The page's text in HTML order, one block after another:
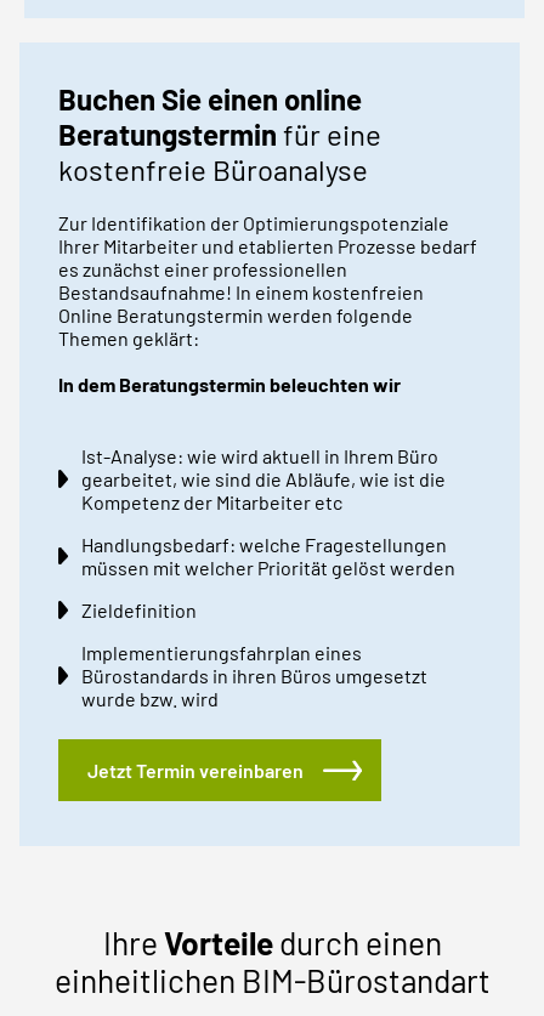
Buchen Sie einen online
Beratungstermin für eine
kostenfreie Büroanalyse
Zur Identifikation der Optimierungspotenziale
Ihrer Mitarbeiter und etablierten Prozesse bedarf
es zunächst einer professionellen
Bestandsaufnahme! In einem kostenfreien
Online Beratungstermin werden folgende
Themen geklärt:
In dem Beratungstermin beleuchten wir
Ist-Analyse: wie wird aktuell in Ihrem Büro
gearbeitet, wie sind die Abläufe, wie ist die
Kompetenz der Mitarbeiter etc
Handlungsbedarf: welche Fragestellungen
müssen mit welcher Priorität gelöst werden
Zieldefinition
Implementierungsfahrplan eines
Bürostandards in ihren Büros umgesetzt
wurde bzw. wird
Jetzt Termin vereinbaren
IhreVorteiledurch einen
einheitlichen BIM-Bürostandart